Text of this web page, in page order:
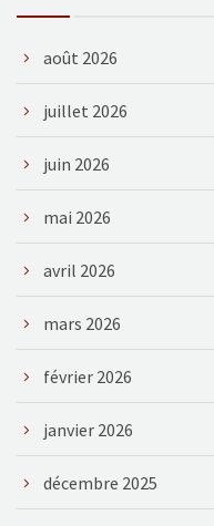
août 2026
juillet 2026
juin 2026
mai 2026
avril 2026
mars 2026
février 2026
janvier 2026
décembre 2025